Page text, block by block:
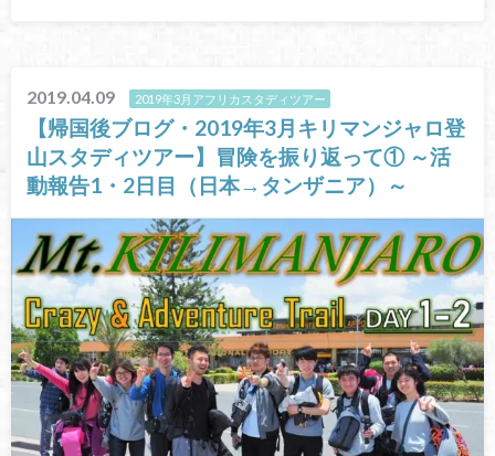
2019.04.09 2019年3月アフリカスタディツアー
【帰国後ブログ・2019年3月キリマンジャロ登
山スタディツアー】冒険を振り返って① ～活
動報告1・2日目（日本→タンザニア）～